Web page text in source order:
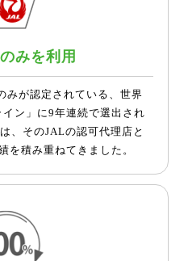
みを利用
みが認定されている、世界
ン」に9年連続で選出され
、そのJALの認可代理店と
を積み重ねてきました。